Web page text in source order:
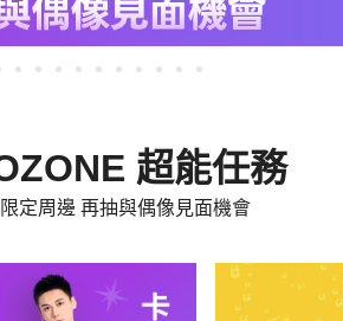
超能任務
定周邊 再抽與偶像見面機會